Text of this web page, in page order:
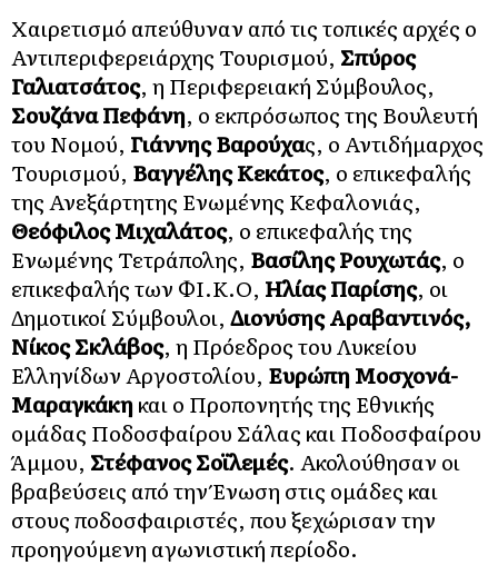
Χαιρετισμό απεύθυναν από τις τοπικές αρχές ο
Αντιπεριφερειάρχης Τουρισμού, Σπύρος
Γαλιατσάτος, η Περιφερειακή Σύμβουλος,
Σουζάνα Πεφάνη, ο εκπρόσωπος της Βουλευτή
του Νομού, Γιάννης Βαρούχας, ο Αντιδήμαρχος
Τουρισμού, Βαγγέλης Κεκάτος, ο επικεφαλής
της Ανεξάρτητης Ενωμένης Κεφαλονιάς,
Θεόφιλος Μιχαλάτος, ο επικεφαλής της
Ενωμένης Τετράπολης, Βασίλης Ρουχωτάς, ο
επικεφαλής των ΦΙ.Κ.Ο, Ηλίας Παρίσης, οι
Δημοτικοί Σύμβουλοι, Διονύσης Αραβαντινός,
Νίκος Σκλάβος, η Πρόεδρος του Λυκείου
Ελληνίδων Αργοστολίου, Ευρώπη Μοσχονά-
Μαραγκάκηκαι ο Προπονητής της Εθνικής
ομάδας Ποδοσφαίρου Σάλας και Ποδοσφαίρου
Άμμου, Στέφανος Σοϊλεμές. Ακολούθησαν οι
βραβεύσεις από την Ένωση στις ομάδες και
στους ποδοσφαιριστές, που ξεχώρισαν την
προηγούμενη αγωνιστική περίοδο.